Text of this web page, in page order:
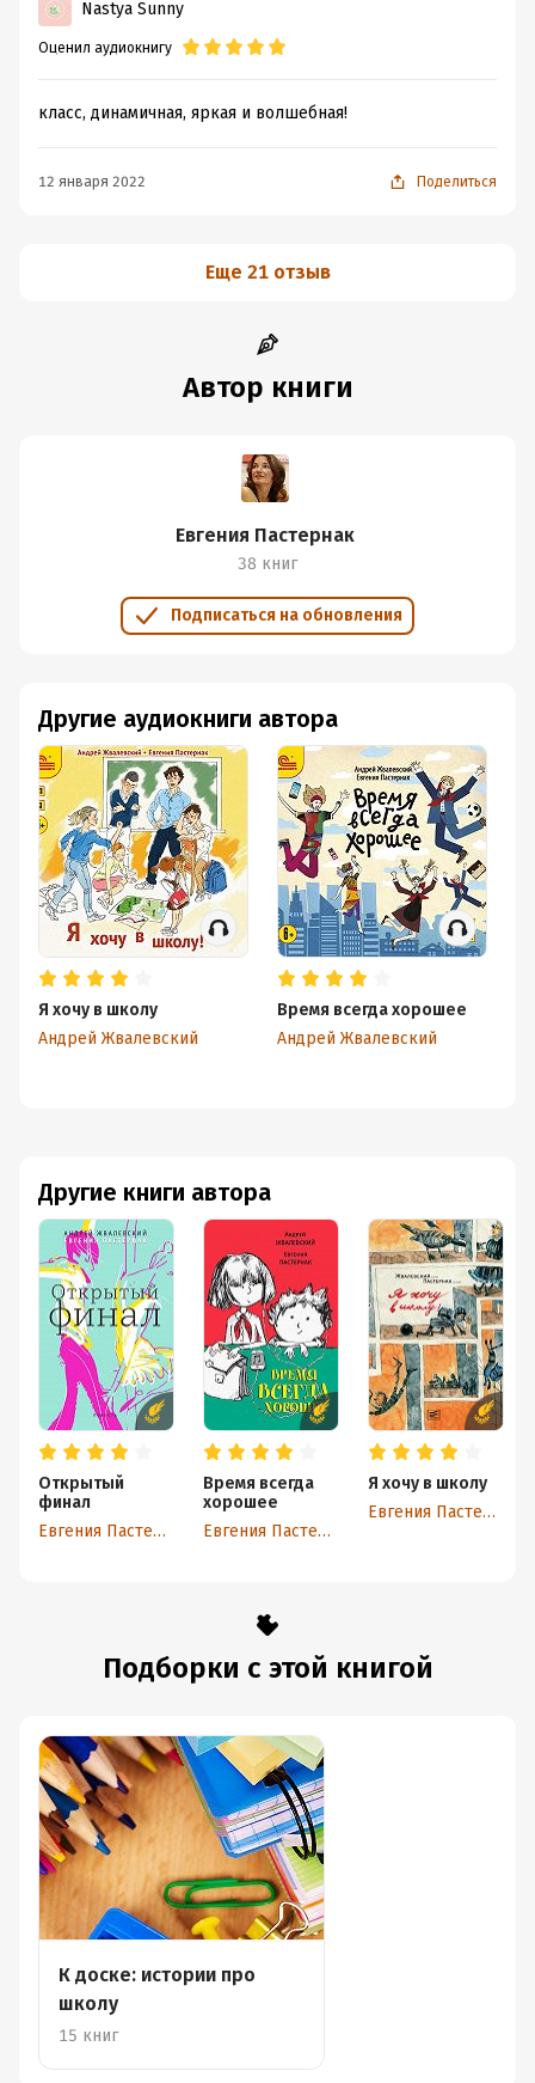
Nastya Sunny
Оценил аудиокнигу
класс, динамичная, яркая и волшебная!
12 января 2022 Поделиться
Еще 21 отзыв
Автор книги
Евгения Пастернак
38 книг
Подписаться на обновления
Другие книги автора
Открытый
финал
Евгения Пастернак
Время всегда
хорошее
Евгения Пастернак
Я хочу в школу
Евгения Пастернак
Другие аудиокниги автора
Я хочу в школу
Андрей Жвалевский
Время всегда хорошее
Андрей Жвалевский
Подборки с этой книгой
К доске: истории про
школу
15 книг